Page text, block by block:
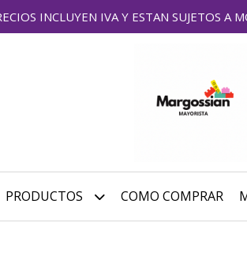
INCLUYEN IVA Y ESTAN SUJETOS A
PRODUCTOS COMO COMPRAR